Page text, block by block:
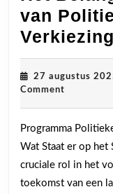
van
27 augustus
Comment
Programma
Wat Staat er op het
cruciale rol in het
toekomst van een